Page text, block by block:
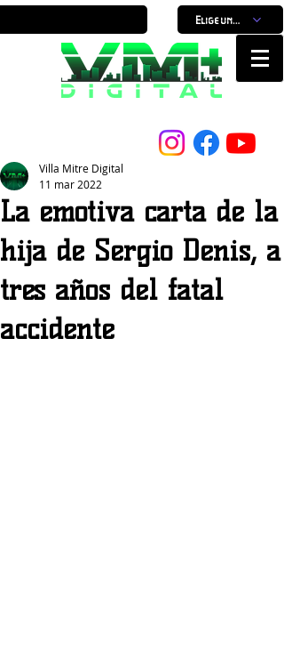
Elige un horario
La emotiva carta de la
hija de Sergio Denis, a
tres años del fatal
accidente
Villa Mitre Digital
11 mar 2022